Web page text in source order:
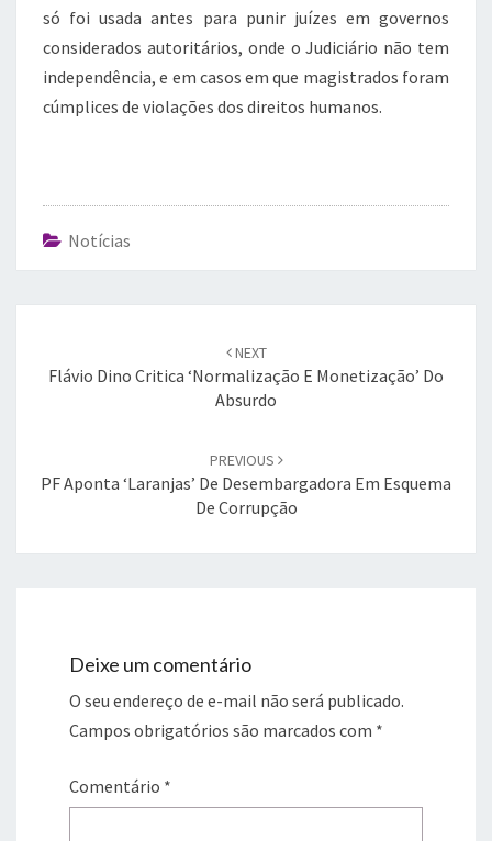
só foi usada antes para punir juízes em governos
considerados autoritários, onde o Judiciário não tem
independência, e em casos em que magistrados foram
cúmplices de violações dos direitos humanos.
Notícias
NEXT
Flávio Dino Critica ‘normalização E Monetização’ Do
Absurdo
PREVIOUS
PF Aponta ‘laranjas’ De Desembargadora Em Esquema
De Corrupção
Deixe um comentário
O seu endereço de e-mail não será publicado.
Campos obrigatórios são marcados com *
Comentário *